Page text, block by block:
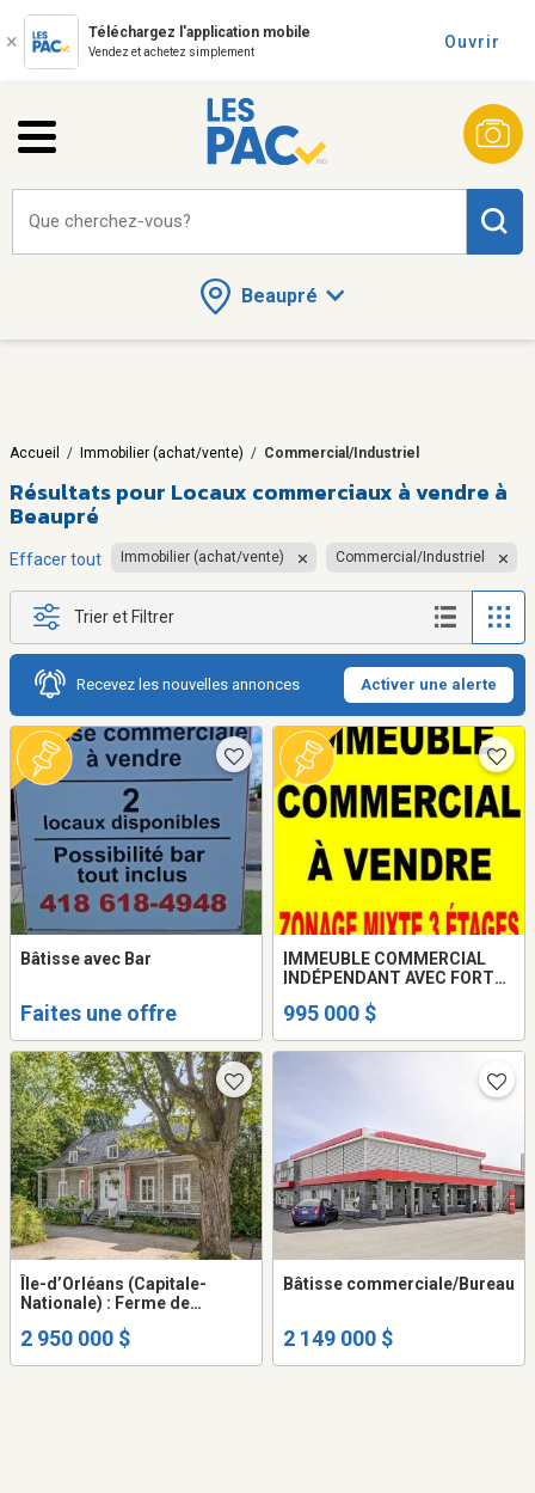
Téléchargez l'application mobile
Vendez et achetez simplement
Ouvrir
Beaupré
Que cherchez-vous?
Accueil / Immobilier (achat/vente) / Commercial/Industriel
Résultats pour Locaux commerciaux à vendre à
Beaupré
Effacer tout Immobilier (achat/vente) Commercial/Industriel
Trier et Filtrer
Recevez les nouvelles annonces Activer une alerte
Bâtisse avec Bar
Faites une offre
IMMEUBLE COMMERCIAL
INDÉPENDANT AVEC FORT
REDÉVELOPPEMENT
995 000 $
Île-d’Orléans (Capitale-
Nationale) : Ferme de
transformation de lait de
2 950 000 $
Bâtisse commerciale/Bureau
2 149 000 $